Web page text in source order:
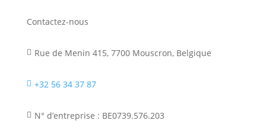
Contactez-nous
 Rue de Menin 415, 7700 Mouscron, Belgique
 +32 56 34 37 87
 N° d’entreprise : BE0739.576.203